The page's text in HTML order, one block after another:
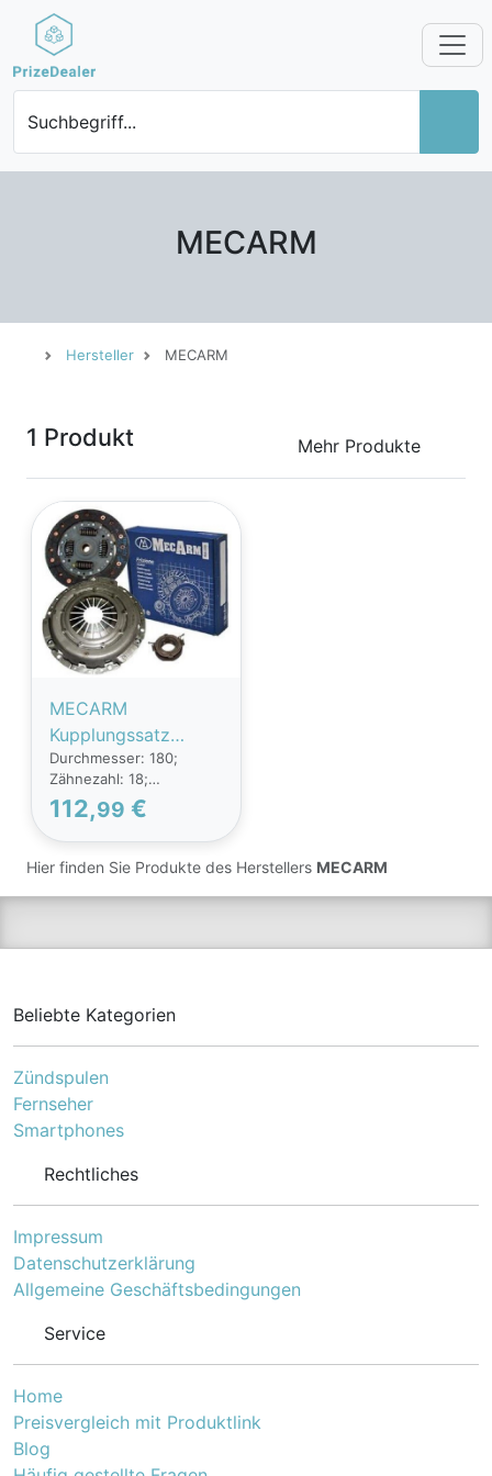
Suchbegriff...
MECARM
Hersteller MECARM
1 Produkt Mehr Produkte
MECARM
Kupplungssatz
MK9645
PEUGEOT,CITROËN,
207 (WA_, WC_),307
(3A/C),207 SW
(WK_),307 Break
(3E),1007 (KM_),C2
Durchmesser: 180;
Zähnezahl: 18;
Ergänzungsartikel /
Ergänzende Info 2: mit
Ausrücklager; 205177,
2050L9, 205188,
205287, 2050J2
112,99 €
Hier finden Sie Produkte des Herstellers MECARM
Beliebte Kategorien
Zündspulen
Fernseher
Smartphones
Rechtliches
Impressum
Datenschutzerklärung
Allgemeine Geschäftsbedingungen
Service
Home
Preisvergleich mit Produktlink
Blog